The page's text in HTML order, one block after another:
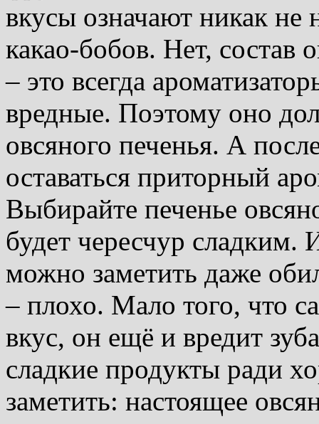
вкусы означают никак не
какао-бобов. Нет, состав
– это всегда
вредные. Поэтому оно
овсяного печенья. А
оставаться приторный
Выбирайте печенье
будет чересчур
можно заметить даже
– плохо. Мало того, что
вкус, он ещё и вредит
сладкие продукты ради
заметить: настоящее